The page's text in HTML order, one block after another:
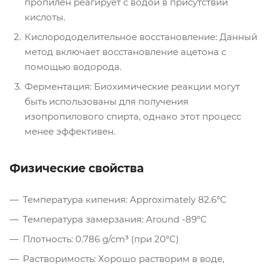
кислоты.
Кислорододелительное восстановление: Данный
метод включает восстановление ацетона с
помощью водорода.
Ферментация: Биохимические реакции могут
быть использованы для получения
изопропилового спирта, однако этот процесс
менее эффективен.
Физические свойства
Температура кипения: Approximately 82.6°C
Температура замерзания: Around -89°C
Плотность: 0.786 g/cm³ (при 20°C)
Растворимость: Хорошо растворим в воде,